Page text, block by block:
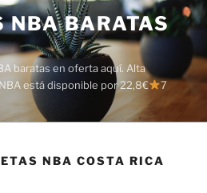
NBA BARATAS
baratas en oferta aquí. Alta
está disponible por 22,8€
7
NBA COSTA RICA